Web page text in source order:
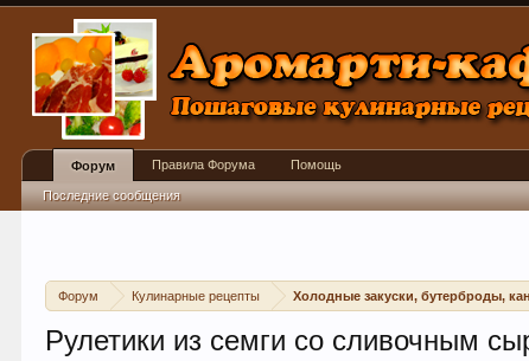
Форум Кулинарные рецепты Холодные закуски, бутерброды,
Рулетики из семги со сливочным
Форум
Последние сообщения
Правила Форума Помощь